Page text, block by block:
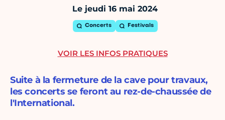
Le jeudi 16 mai 2024
Concerts Festivals
Suite à la fermeture de la cave pour travaux,
les concerts se feront au rez-de-chaussée de
l'International.
VOIR LES INFOS PRATIQUES